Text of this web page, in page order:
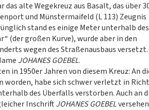
alte Wegekreuz aus Basalt, das über
und Münstermaifeld (L 113) Zeugnis
stand es einige Meter unterhalb des
(der großen Kurve), wurde aber in den
wegen des Straßenausbaus versetzt.
JOHANES GOEBEL.
in 1950er Jahren von diesem Kreuz: An
worden, habe sich schwer verletzt in
des Überfalls verstorben. Auch an
InschriftJOHANES GOEBEL